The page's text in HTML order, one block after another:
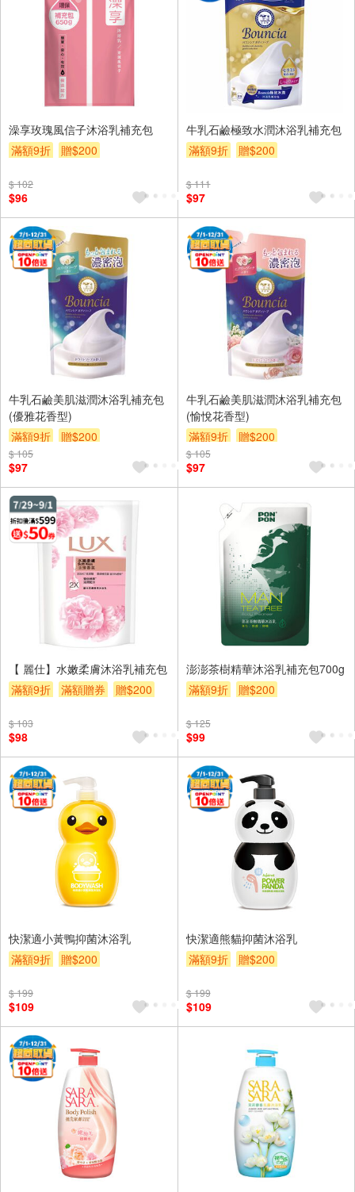
澡享玫瑰風信子沐浴乳補充包
滿額9折
贈$200
$ 102
$96
牛乳石鹼極致水潤沐浴乳補充包
滿額9折
贈$200
$ 111
$97
牛乳石鹼美肌滋潤沐浴乳補充包
(優雅花香型)
滿額9折
贈$200
$ 105
$97
牛乳石鹼美肌滋潤沐浴乳補充包
(愉悅花香型)
滿額9折
贈$200
$ 105
$97
【 麗仕】水嫩柔膚沐浴乳補充包
滿額9折
滿額贈券 贈$200
$ 103
$98
澎澎茶樹精華沐浴乳補充包700g
滿額9折
贈$200
$ 125
$99
快潔適小黃鴨抑菌沐浴乳
滿額9折
贈$200
$ 199
$109
快潔適熊貓抑菌沐浴乳
滿額9折
贈$200
$ 199
$109